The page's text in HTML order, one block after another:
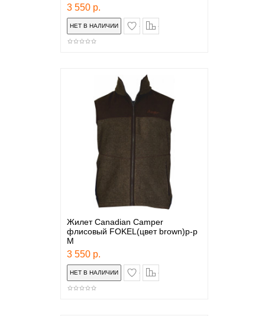
3 550 р.
в закладки
Жилет Canadian Camper
флисовый FOKEL(цвет brown)р-р
M
3 550 р.
в закладки